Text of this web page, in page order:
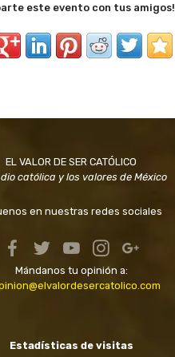
este evento con tus amigos!
EL VALOR DE SER CATÓLICO
católica y los valores de México
en nuestras redes sociales
Mándanos tu opinión a:
Estadísticas de visitas